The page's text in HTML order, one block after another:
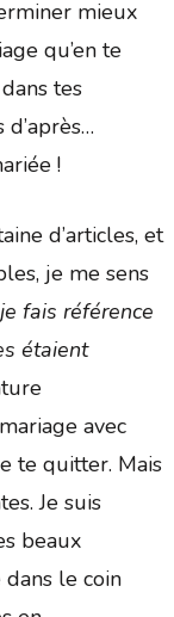
mieux
qu’en te
tes
!
d’articles, et
je me sens
fais référence
étaient
avec
te quitter. Mais
Je suis
beaux
le coin